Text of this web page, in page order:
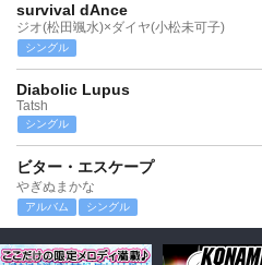
survival dAnce
ジオ(松田颯水)×ダイヤ(小松未可子)
シングル
Diabolic Lupus
Tatsh
シングル
ビター・エスケープ
やぎぬまかな
アルバム シングル